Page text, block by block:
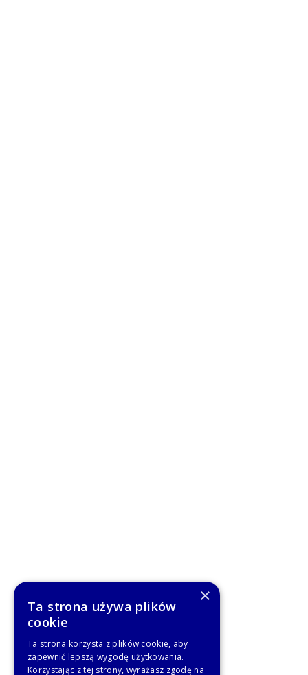
×
Ta strona używa plików
cookie
Ta strona korzysta z plików cookie, aby
zapewnić lepszą wygodę użytkowania.
Korzystając z tej strony, wyrażasz zgodę na